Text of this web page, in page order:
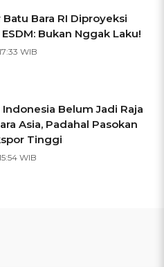
Batu Bara RI Diproyeksi
Bukan Nggak Laku!
WIB
Indonesia Belum Jadi Raja
Asia, Padahal Pasokan
Tinggi
WIB